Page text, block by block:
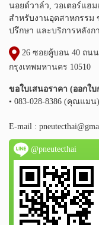
นอยด์วาล์ว, วอเตอร์แฮ
สำหรับงานอุตสาหกรรม
ปรึกษา และบริการหลังก
26 ซอยคู้บอน 40 ถน
กรุงเทพมหานคร 10510
ขอใบเสนอราคา (ออกใ
• 083-028-8386 (คุณแมน)
E-mail :
@pneutecthai